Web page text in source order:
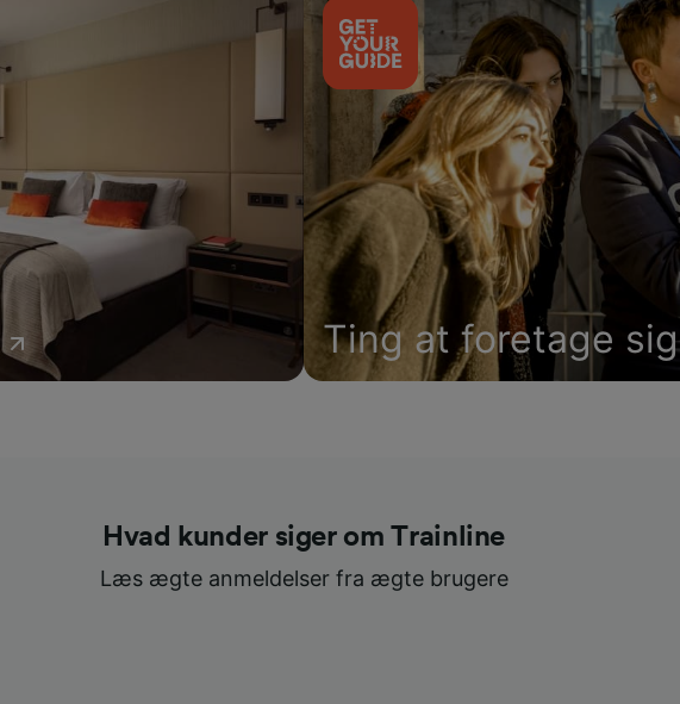
Ting at foretage sig
Hvad kunder siger om Trainline
Læs ægte anmeldelser fra ægte brugere